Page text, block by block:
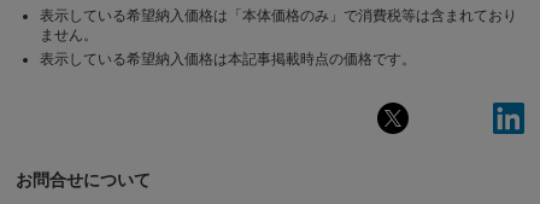
表示している希望納入価格は「本体価格のみ」で消費税等は含まれており
ません。
表示している希望納入価格は本記事掲載時点の価格です。
お問合せについて